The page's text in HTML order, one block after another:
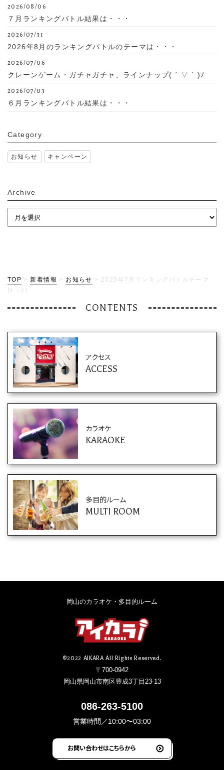
2026/08/06
７月ランキングバトル結果は・・・
2026/07/31
2026年8月のランキングバトルのテーマは・・・
2026/07/06
クレーンゲーム・ガチャガチャ、ラインナップ( ´ ▽ ` )ﾉ
2026/07/03
６月ランキングバトル結果は・・・
Category
お知らせ キャンペーン
Archive
TOP >新着情報 > お知らせ > 2025年7月ランキングバトルテーマ
(≧▽≦)
CONTENTS
アクセス
ACCESS
カラオケ
KARAOKE
多目的ルーム
MULTI ROOM
岡山のカラオケ・多目的ルーム
©2022 AIKARA All Rights Reserved.
〒700-0942
岡山県岡山市南区豊成3丁目23-13
086-263-5100
営業時間／10:00〜03:00
お問い合わせはこちらから